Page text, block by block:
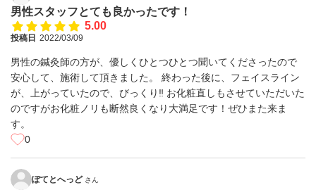
男性スタッフとても良かったです！
5.00
投稿日 2022/03/09
男性の鍼灸師の方が、優しくひとつひとつ聞いてくださったので
安心して、施術して頂きました。 終わった後に、フェイスライン
が、上がっていたので、びっくり‼️ お化粧直しもさせていただいた
のですがお化粧ノリも断然良くなり大満足です！ぜひまた来ま
す。
0
ぽてとへっど さん